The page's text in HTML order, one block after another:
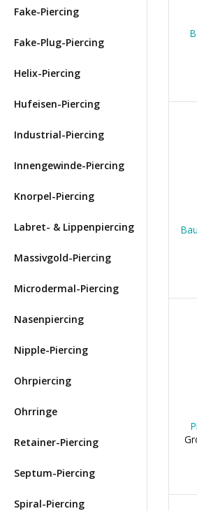
Fake-Piercing
Fake-Plug-Piercing
Helix-Piercing
Hufeisen-Piercing
Industrial-Piercing
Innengewinde-Piercing
Knorpel-Piercing
Labret- & Lippenpiercing
Massivgold-Piercing
Microdermal-Piercing
Nasenpiercing
Nipple-Piercing
Ohrpiercing
Ohrringe
Retainer-Piercing
Septum-Piercing
Spiral-Piercing